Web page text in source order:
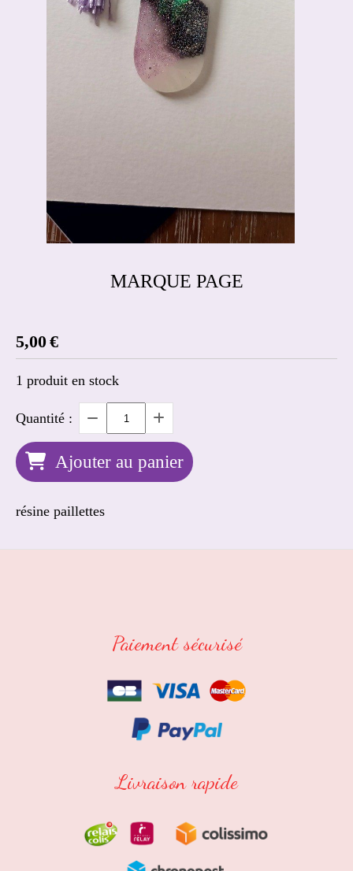
MARQUE PAGE
5,00€
1 produit en stock
Quantité :
Ajouter au panier
résine paillettes
Paiement sécurisé
Livraison rapide